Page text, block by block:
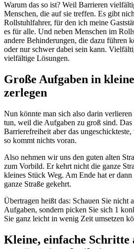
Warum das so ist? Weil Barrieren
Menschen, die auf sie treffen. Es gibt
Rollstuhlfahrer, für den ich meine
es für alle. Und neben Menschen im
andere Behinderungen, die dazu führen
oder nur schwer dabei sein kann.
vielfältige Lösungen.
Große Aufgaben in
zerlegen
Nun könnte man sich also darin
tun, weil die Aufgaben zu groß sind.
Barrierefreiheit aber das
so kommt nichts voran.
Also nehmen wir uns den guten alten
zum Vorbild. Er kehrt nicht die ganze
kleines Stück Weg. Am Ende hat er
ganze Straße gekehrt.
Übertragen heißt das: Schauen Sie nicht
Aufgaben, sondern picken Sie sich 1
Sie ganz leicht in wenig Zeit umsetzen
Kleine, einfache Schritte